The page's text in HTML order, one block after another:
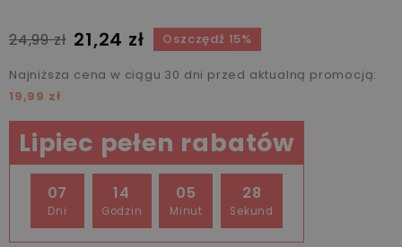
24,99 zł 21,24 zł Oszczędź 15%
Najniższa cena w ciągu 30 dni przed aktualną promocją:
19,99 zł
Lipiec pełen rabatów
07
Dni
14
Godzin
05
Minut
28
Sekund